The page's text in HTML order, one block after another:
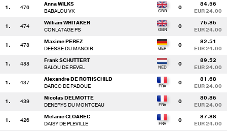
1. 476
Anna WILKS
BABALOU VK
0
84.56
EUR 24.00
1. 474
William WHITAKER
CONLATAGE PS
0
76.86
EUR 24.00
1. 478
Maxime PEREZ
DEESSE DU MANOIR
0
82.51
EUR 24.00
1. 488
Frank SCHUTTERT
BALOU DE REVEL
0
89.52
EUR 24.00
1. 437
Alexandre DE ROTHSCHILD
DARCO DE PADOUE
0
81.68
EUR 24.00
1. 439
Nicolas DELMOTTE
DENERYS DU MONTCEAU
0
80.86
EUR 24.00
1. 426
Melanie CLOAREC
DAISY DE PLEVILLE
0
87.88
EUR 24.00